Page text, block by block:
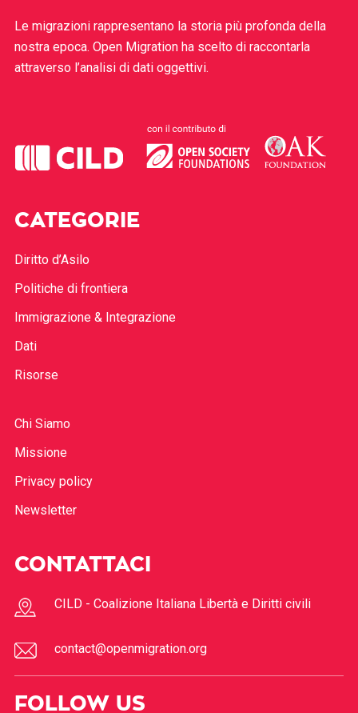
Le migrazioni rappresentano la storia più profonda della
nostra epoca. Open Migration ha scelto di raccontarla
attraverso l’analisi di dati oggettivi.
CATEGORIE
Diritto d’Asilo
Politiche di frontiera
Immigrazione & Integrazione
Dati
Risorse
Chi Siamo
Missione
Privacy policy
Newsletter
CONTATTACI
CILD - Coalizione Italiana Libertà e Diritti civili
contact@openmigration.org
FOLLOW US